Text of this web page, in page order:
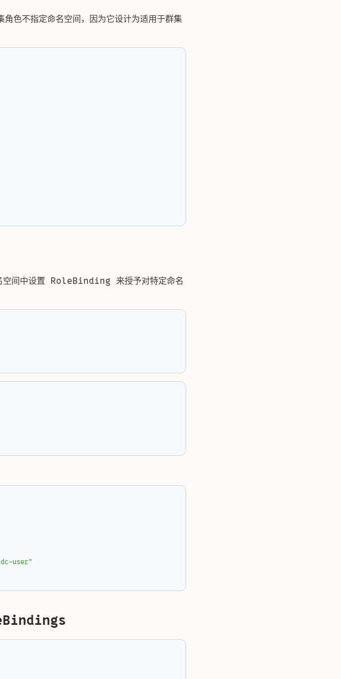
不指定命名空间，因为它设计为适用于群集
空间中设置 RoleBinding 来授予对特定命名
user"